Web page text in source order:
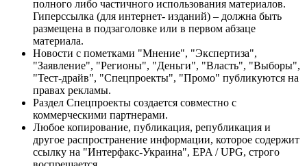
полного либо частичного использования материалов.
Гиперссылка (для интернет- изданий) – должна быть
размещена в подзаголовке или в первом абзаце
материала.
Новости с пометками "Мнение", "Экспертиза",
"Заявление", "Регионы", "Деньги", "Власть", "Выборы",
"Тест-драйв", "Спецпроекты", "Промо" публикуются на
правах рекламы.
Раздел Спецпроекты создается совместно с
коммерческими партнерами.
Любое копирование, публикация, републикация и
другое распространение информации, которое содержит
ссылку на "Интерфакс-Украина", EPA / UPG, строго